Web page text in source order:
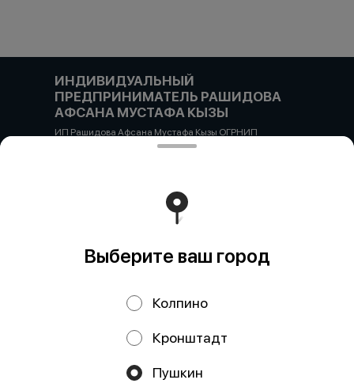
ИНДИВИДУАЛЬНЫЙ
ПРЕДПРИНИМАТЕЛЬ РАШИДОВА
АФСАНА МУСТАФА КЫЗЫ
ИП Рашидова Афсана Мустафа Кызы ОГРНИП
322784700051126 ИНН 781719784300 Российская
Работает на эффективном ядре
Политика конфиденциальности
Выберите ваш город
Колпино
Кронштадт
Пушкин